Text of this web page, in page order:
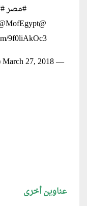
#مصر
@Trade_Industry
9f0liAkOc3
— Economy Plus (@EconomyPlusAR)
March 27, 2018
عناوين أخرى